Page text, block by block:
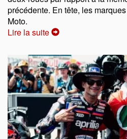
précédente. En tête, les
Moto.
Lire la suite